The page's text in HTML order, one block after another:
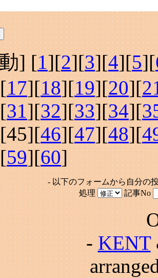
] [1][2][3][4][5][
17][18][19][20][
31][32][33][34][
45][46][47][48][
59][60]
- 以下のフォームから自分の
処理
記事No
-KENT